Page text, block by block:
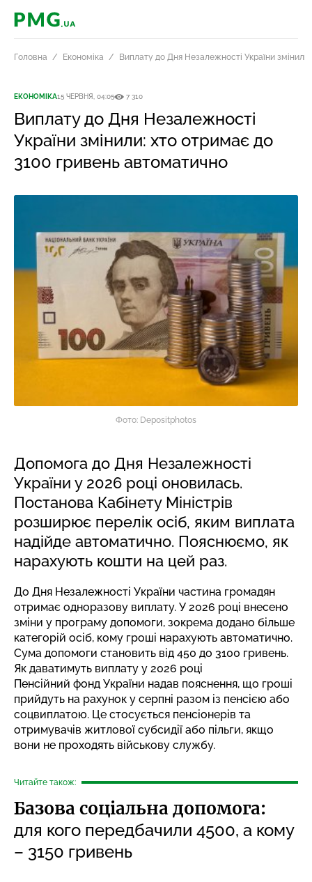
PMG.ua
Головна Економіка Виплату до Дня Незалежності України
ЕКОНОМІКА15 ЧЕРВНЯ, 04:05 7 310
Виплату до Дня Незалежності
України змінили: хто отримає до
3100 гривень автоматично
Фото: Depositphotos
Допомога до Дня Незалежності
України у 2026 році оновилась.
Постанова Кабінету Міністрів
розширює перелік осіб, яким виплата
надійде автоматично. Пояснюємо, як
нарахують кошти на цей раз.
До Дня Незалежності України частина громадян
отримає одноразову виплату. У 2026 році внесено
зміни у програму допомоги, зокрема додано більше
категорій осіб, кому гроші нарахують автоматично.
Сума допомоги становить від 450 до 3100 гривень.
Як даватимуть виплату у 2026 році
Пенсійний фонд України надав пояснення, що гроші
прийдуть на рахунок у серпні разом із пенсією або
соцвиплатою. Це стосується пенсіонерів та
отримувачів житлової субсидії або пільги, якщо
вони не проходять військову службу.
Читайте також:
Базова соціальна допомога:
для кого передбачили 4500, а кому
– 3150 гривень